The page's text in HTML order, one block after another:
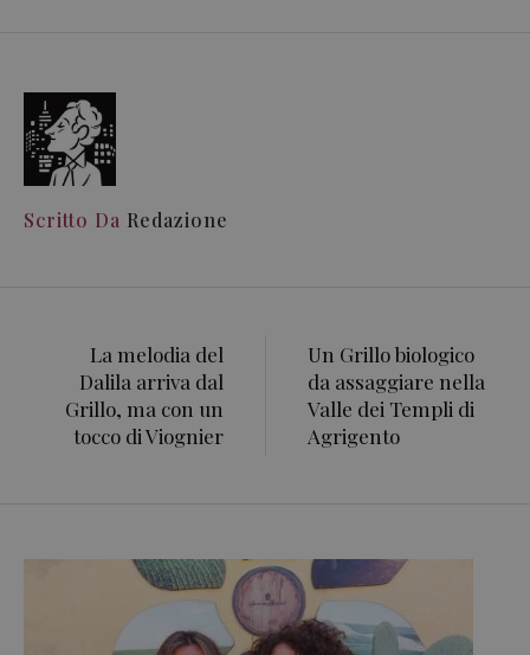
Scritto Da Redazione
La melodia del
Dalila arriva dal
Grillo, ma con un
tocco di Viognier
Un Grillo biologico
da assaggiare nella
Valle dei Templi di
Agrigento